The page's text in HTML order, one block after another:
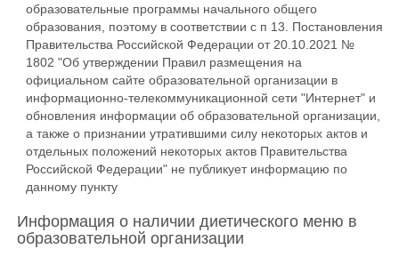
образовательные программы начального общего
образования, поэтому в соответствии с п 13. Постановления
Правительства Российской Федерации от 20.10.2021 №
1802 "Об утверждении Правил размещения на
официальном сайте образовательной организации в
информационно-телекоммуникационной сети "Интернет" и
обновления информации об образовательной организации,
а также о признании утратившими силу некоторых актов и
отдельных положений некоторых актов Правительства
Российской Федерации" не публикует информацию по
данному пункту
Информация о наличии диетического меню в
образовательной организации